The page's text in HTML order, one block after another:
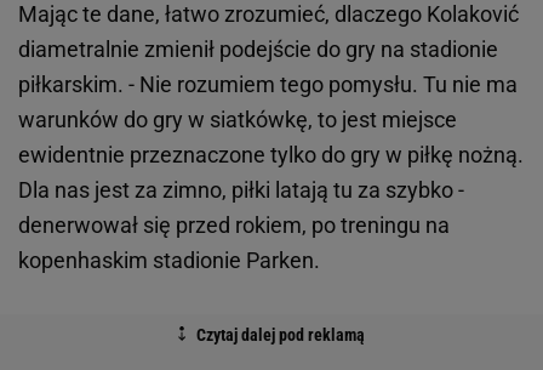
Mając te dane, łatwo zrozumieć, dlaczego Kolaković
diametralnie zmienił podejście do gry na stadionie
piłkarskim. - Nie rozumiem tego pomysłu. Tu nie ma
warunków do gry w siatkówkę, to jest miejsce
ewidentnie przeznaczone tylko do gry w piłkę nożną.
Dla nas jest za zimno, piłki latają tu za szybko -
denerwował się przed rokiem, po treningu na
kopenhaskim stadionie Parken.